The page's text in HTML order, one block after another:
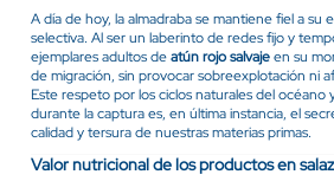
A día de hoy, la almadraba se mantiene fiel a su
selectiva. Al ser un laberinto de redes fijo y
ejemplares adultos deatún rojo salvajeen su
de migración, sin provocar sobreexplotación ni
Este respeto por los ciclos naturales del océano
durante la captura es, en última instancia, el
calidad y tersura de nuestras materias primas.
Valor nutricional de los productos en